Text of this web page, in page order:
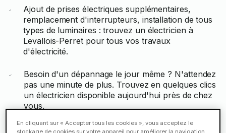
Ajout de prises électriques supplémentaires,
remplacement d'interrupteurs, installation de tous
types de luminaires : trouvez un électricien à
Levallois-Perret pour tous vos travaux
d'électricité.
Besoin d'un dépannage le jour même ? N'attendez
pas une minute de plus. Trouvez en quelques clics
un électricien disponible aujourd'hui près de chez
vous.
En cliquant sur « Accepter tous les cookies », vous acceptez le
stockage de cookies sur votre appareil pour améliorer la navigation